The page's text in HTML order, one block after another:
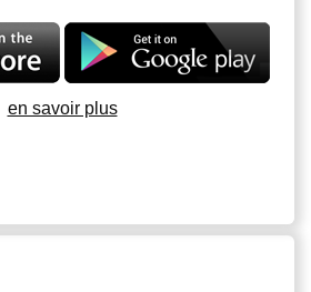
en savoir plus